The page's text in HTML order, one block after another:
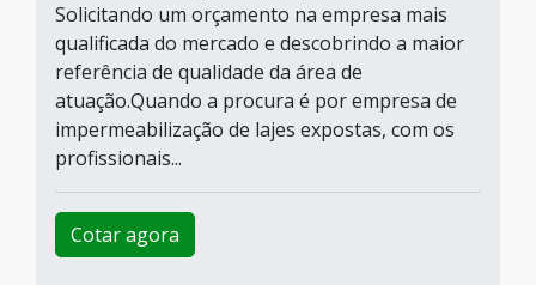
Solicitando um orçamento na empresa mais
qualificada do mercado e descobrindo a maior
referência de qualidade da área de
atuação.Quando a procura é por empresa de
impermeabilização de lajes expostas, com os
profissionais...
Cotar agora